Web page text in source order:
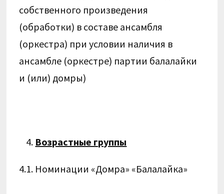
собственного произведения
(обработки) в составе ансамбля
(оркестра) при условии наличия в
ансамбле (оркестре) партии балалайки
и (или) домры)
Возрастные группы
4.1. Номинации «Домра» «Балалайка»